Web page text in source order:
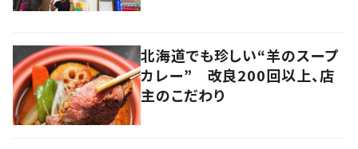
北海道でも珍しい“羊のスープ
カレー” 改良200回以上、店
主のこだわり